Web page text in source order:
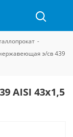
-
э/св 439
AISI 43х1,5